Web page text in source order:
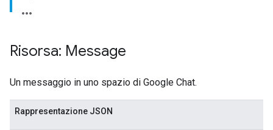
Risorsa: Message
Un messaggio in uno spazio di Google Chat.
Rappresentazione JSON